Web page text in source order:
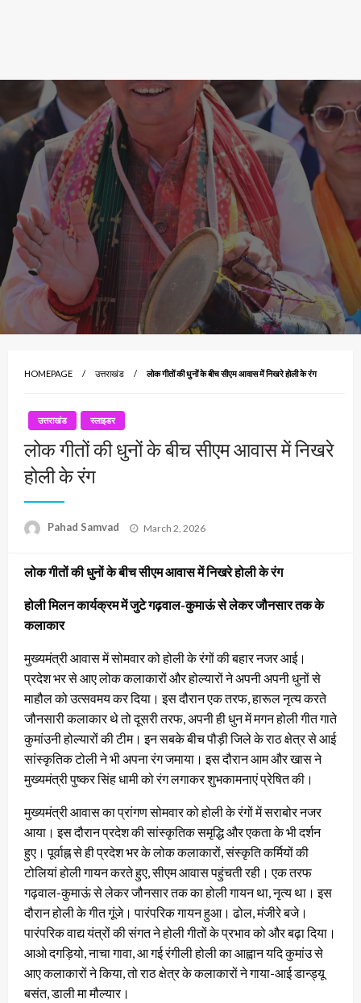
HOMEPAGE उत्तराखंड लोक गीतों की धुनों के बीच सीएम आवास में निखरे होली के रंग
उत्तराखंड स्लाइडर
लोक गीतों की धुनों के बीच सीएम आवास में निखरे
होली के रंग
Pahad Samvad
Posted
March 2, 2026
लोक गीतों की धुनों के बीच सीएम आवास में निखरे होली के रंग
होली मिलन कार्यक्रम में जुटे गढ़वाल-कुमाऊं से लेकर जौनसार तक के
कलाकार
मुख्यमंत्री आवास में सोमवार को होली के रंगों की बहार नजर आई।
प्रदेश भर से आए लोक कलाकारों और होल्यारों ने अपनी अपनी धुनों से
माहौल को उत्सवमय कर दिया। इस दौरान एक तरफ, हारूल नृत्य करते
जौनसारी कलाकार थे तो दूसरी तरफ, अपनी ही धुन में मगन होली गीत गाते
कुमांउनी होल्यारों की टीम। इन सबके बीच पौड़ी जिले के राठ क्षेत्र से आई
सांस्कृतिक टोली ने भी अपना रंग जमाया। इस दौरान आम और खास ने
मुख्यमंत्री पुष्कर सिंह धामी को रंग लगाकर शुभकामनाएं प्रेषित की।
मुख्यमंत्री आवास का प्रांगण सोमवार को होली के रंगों में सराबोर नजर
आया। इस दौरान प्रदेश की सांस्कृतिक समृद्धि और एकता के भी दर्शन
हुए। पूर्वाह्न से ही प्रदेश भर के लोक कलाकारों, संस्कृति कर्मियों की
टोलियां होली गायन करते हुए, सीएम आवास पहुंचती रही। एक तरफ
गढ़वाल-कुमाऊं से लेकर जौनसार तक का होली गायन था, नृत्य था। इस
दौरान होली के गीत गूंजे। पारंपरिक गायन हुआ। ढोल, मंजीरे बजे।
पारंपरिक वाद्य यंत्रों की संगत ने होली गीतों के प्रभाव को और बढ़ा दिया।
आओ दगड़ियो, नाचा गावा, आ गई रंगीली होली का आह्वान यदि कुमांउ से
आए कलाकारों ने किया, तो राठ क्षेत्र के कलाकारों ने गाया-आई डान्ड्यू
बसंत, डाली मा मौल्यार।